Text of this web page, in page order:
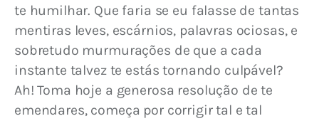
te humilhar. Que faria se eu falasse de tantas
mentiras leves, escárnios, palavras ociosas, e
sobretudo murmurações de que a cada
instante talvez te estás tornando culpável?
Ah! Toma hoje a generosa resolução de te
emendares, começa por corrigir tal e tal